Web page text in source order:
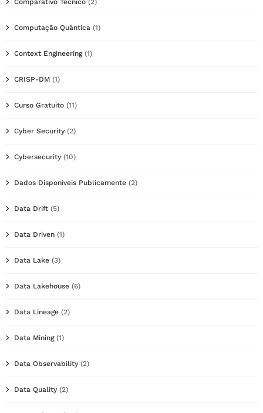
Computação Quântica (1)
Context Engineering(1)
CRISP-DM (1)
Curso Gratuito (11)
Cyber Security (2)
Cybersecurity (10)
Dados Disponíveis Publicamente (2)
Data Drift (5)
Data Driven (1)
Data Lake (3)
Data Lakehouse (6)
Data Lineage (2)
Data Mining(1)
Data Observability (2)
Data Quality (2)